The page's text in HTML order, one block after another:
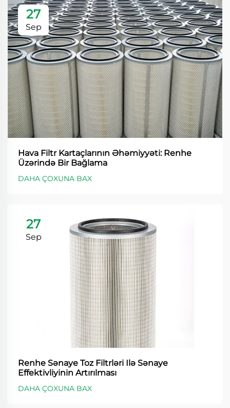
27
Sep
Hava Filtr Kartaçlarının Əhəmiyyəti: Renhe
Üzərində Bir Bağlama
DAHA ÇOXUNA BAX
27
Sep
Renhe Sənaye Toz Filtrləri Ilə Sənaye
Effektivliyinin Artırılması
DAHA ÇOXUNA BAX